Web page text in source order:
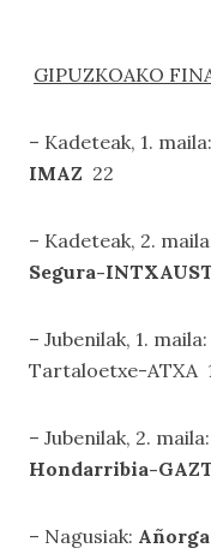
GIPUZKOAKO
– Kadeteak, 1.
IMAZ 22
– Kadeteak, 2.
Segura-
– Jubenilak, 1. maila:
Tartaloetxe-ATXA
– Jubenilak, 2.
Hondarribia-
– Nagusiak: